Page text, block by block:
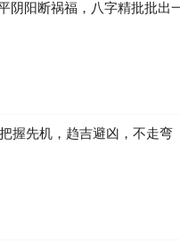
阴阳断祸福，八字精批批出
握先机，趋吉避凶，不走弯